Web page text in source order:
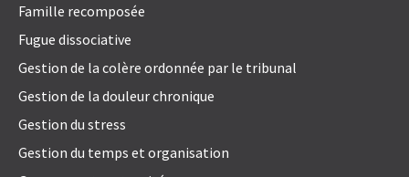
Famille recomposée
Fugue dissociative
Gestion de la colère ordonnée par le tribunal
Gestion de la douleur chronique
Gestion du stress
Gestion du temps et organisation